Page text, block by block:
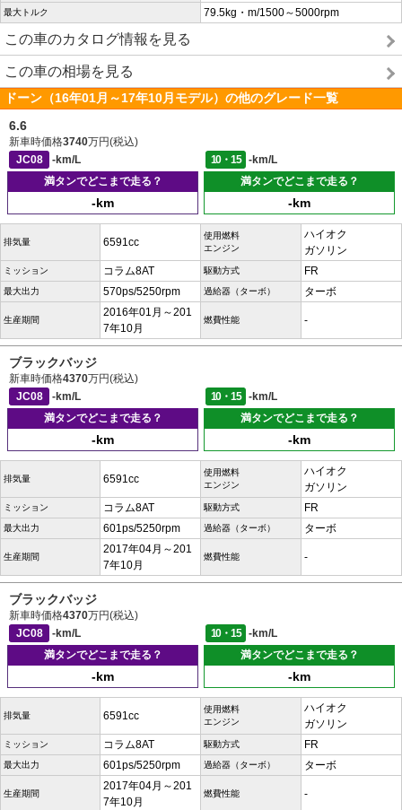
最大トルク 79.5kg・m/1500～5000rpm
この車のカタログ情報を見る
この車の相場を見る
ドーン（16年01月～17年10月モデル）の他のグレード一覧
6.6
新車時価格3740万円(税込)
JC08
-km/L 10・15
-km/L
満タンでどこまで走る？
-km
満タンでどこまで走る？
-km
排気量 6591cc
使用燃料
エンジン
ハイオク
ガソリン
ミッション コラム8AT 駆動方式 FR
最大出力 570ps/5250rpm 過給器（ターボ） ターボ
生産期間
2016年01月～201
7年10月
燃費性能 -
ブラックバッジ
新車時価格4370万円(税込)
JC08
-km/L 10・15
-km/L
満タンでどこまで走る？
-km
満タンでどこまで走る？
-km
排気量 6591cc
使用燃料
エンジン
ハイオク
ガソリン
ミッション コラム8AT 駆動方式 FR
最大出力 601ps/5250rpm 過給器（ターボ） ターボ
生産期間
2017年04月～201
7年10月
燃費性能 -
ブラックバッジ
新車時価格4370万円(税込)
JC08
-km/L 10・15
-km/L
満タンでどこまで走る？
-km
満タンでどこまで走る？
-km
排気量 6591cc
使用燃料
エンジン
ハイオク
ガソリン
ミッション コラム8AT 駆動方式 FR
最大出力 601ps/5250rpm 過給器（ターボ） ターボ
生産期間
2017年04月～201
7年10月
燃費性能 -